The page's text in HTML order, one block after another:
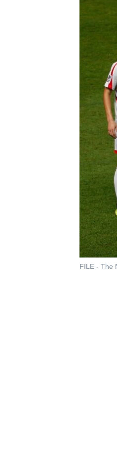
FILE - The